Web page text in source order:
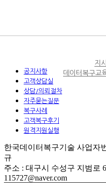
공지사항
고객상담실
상담/의뢰절차
자주묻는질문
복구사례
고객복구후기
원격지원실행
지
데이터복구교
한국데이터복구기술 사업자
규
주소 : 대구시 수성구 지범로
115727@naver.com